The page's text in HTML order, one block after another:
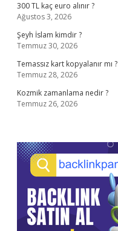
300 TL kaç euro alınır ?
Ağustos 3, 2026
Şeyh İslam kimdir ?
Temmuz 30, 2026
Temassız kart kopyalanır mı ?
Temmuz 28, 2026
Kozmik zamanlama nedir ?
Temmuz 26, 2026